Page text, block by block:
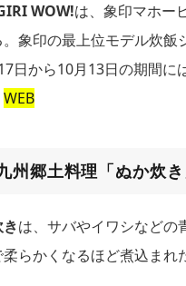
WOW!は、象印マホー
。象印の最上位モデル炊
日から10月13日の期間に
WEB
州郷土料理「ぬか炊き
は、サバやイワシなどの
らかくなるほど煮込まれ